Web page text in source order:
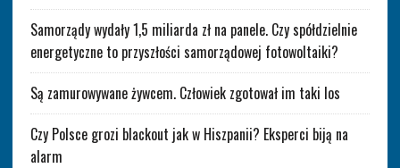
Samorządy wydały 1,5 miliarda zł na panele. Czy spółdzielnie
energetyczne to przyszłości samorządowej fotowoltaiki?
Są zamurowywane żywcem. Człowiek zgotował im taki los
Czy Polsce grozi blackout jak w Hiszpanii? Eksperci biją na
alarm